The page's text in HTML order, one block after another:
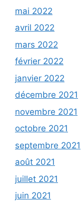
mai 2022
avril 2022
mars 2022
février 2022
janvier 2022
décembre 2021
novembre 2021
octobre 2021
septembre 2021
août 2021
juillet 2021
juin 2021